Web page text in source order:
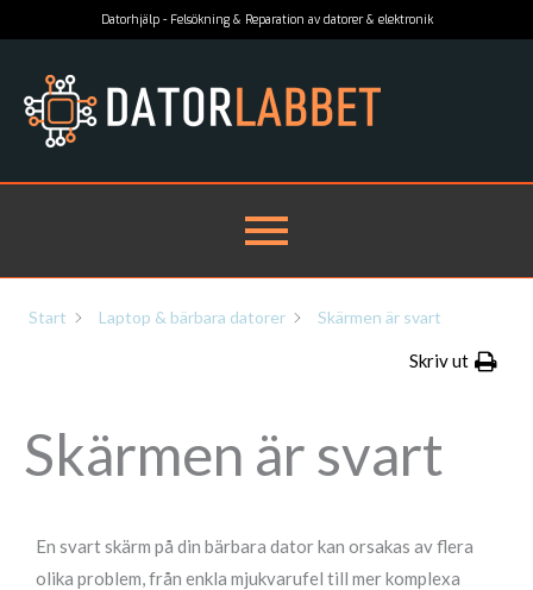
till
innehåll
Datorhjälp - Felsökning & Reparation av datorer & elektronik
Start Laptop & bärbara datorer Skärmen är svart
Skriv ut
Skärmen är svart
En svart skärm på din bärbara dator kan orsakas av flera
olika problem, från enkla mjukvarufel till mer komplexa